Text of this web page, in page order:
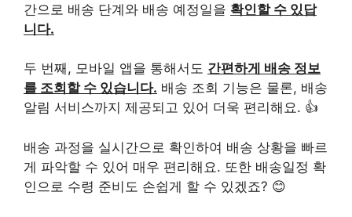
간으로 배송 단계와 배송 예정일을 확인할 수 있답
니다.
두 번째, 모바일 앱을 통해서도 간편하게 배송 정보
를 조회할 수 있습니다. 배송 조회 기능은 물론, 배송
알림 서비스까지 제공되고 있어 더욱 편리해요. 👍
배송 과정을 실시간으로 확인하여 배송 상황을 빠르
게 파악할 수 있어 매우 편리해요. 또한 배송일정 확
인으로 수령 준비도 손쉽게 할 수 있겠죠? 😊